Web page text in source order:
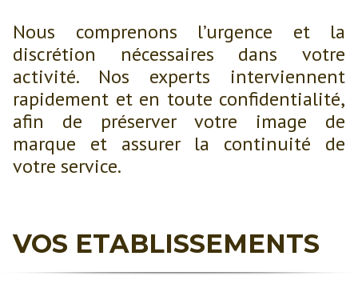
Nous comprenons l’urgence et la
discrétion nécessaires dans votre
activité. Nos experts interviennent
rapidement et en toute confidentialité,
afin de préserver votre image de
marque et assurer la continuité de
votre service.
VOS ETABLISSEMENTS